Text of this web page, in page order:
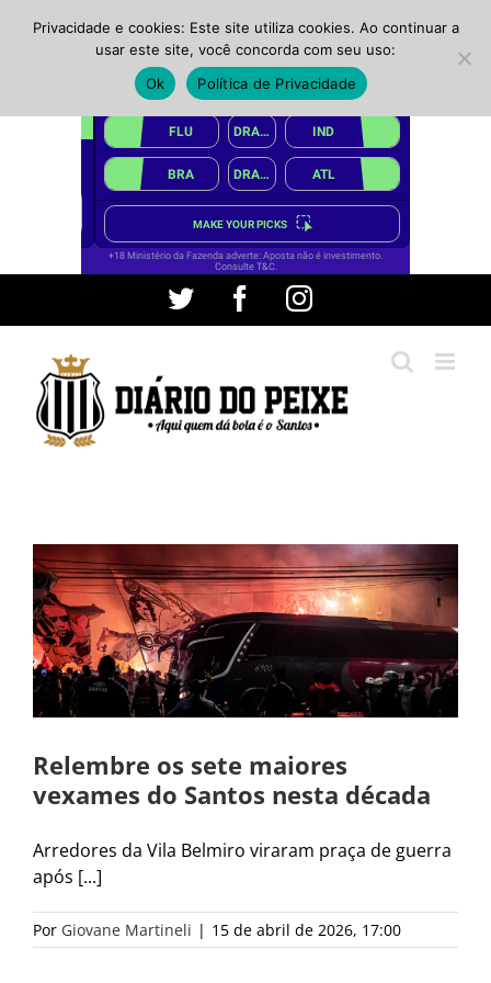
conteúdo
Twitter FacebookInstagram
Relembre os sete maiores
vexames do Santos nesta década
Arredores da Vila Belmiro viraram praça de guerra
após [...]
Por Giovane Martineli | 15 de abril de 2026, 17:00
Privacidade e cookies: Este site utiliza cookies. Ao continuar a
usar este site, você concorda com seu uso:
Ok
Política de Privacidade